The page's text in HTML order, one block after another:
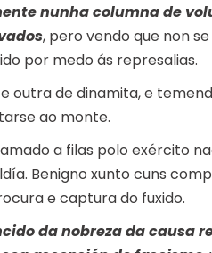
nunha columna de
, pero vendo que non
por medo ás represalias.
outra de dinamita, e
ao monte.
a filas polo exército
Benigno xunto cuns
e captura do fuxido.
da nobreza da causa